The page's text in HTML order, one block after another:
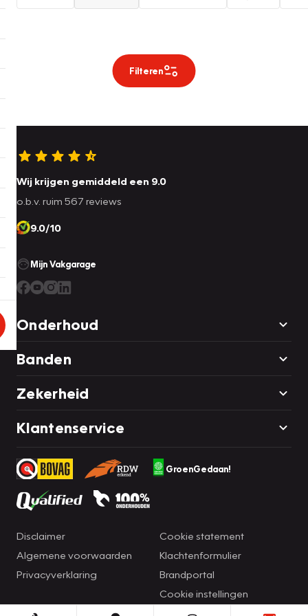
Filteren
Wij krijgen gemiddeld een 9.0
o.b.v. ruim 567 reviews
9.0/10
Mijn Vakgarage
Onderhoud
Banden
Zekerheid
Klantenservice
GroenGedaan!
Disclaimer
Algemene voorwaarden
Privacyverklaring
Cookie statement
Klachtenformulier
Brandportal
Cookie instellingen